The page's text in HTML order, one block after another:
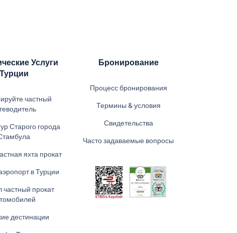
Услуги
Турции
частный
Старого города
яхта прокат
в Турции
частный прокат
дестинации
Бронирование
Процесс бронирования
Термины & условия
Свидетельства
Часто задаваемые вопросы